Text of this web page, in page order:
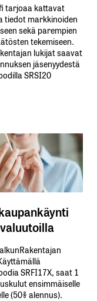
tarjoaa kattavat
tiedot markkinoiden
sekä parempien
tekemiseen.
lukijat saavat
jäsenyydestä
SRSI20
​SRFI17X,​ ​saat​ ​1
​ensimmäiselle​
​(50%​ ​alennus).